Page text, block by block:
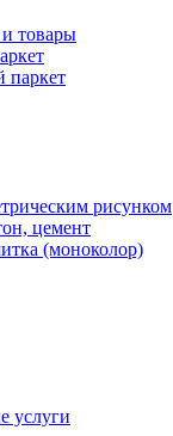
товары
паркет
рисунком
цемент
(моноколор)
услуги